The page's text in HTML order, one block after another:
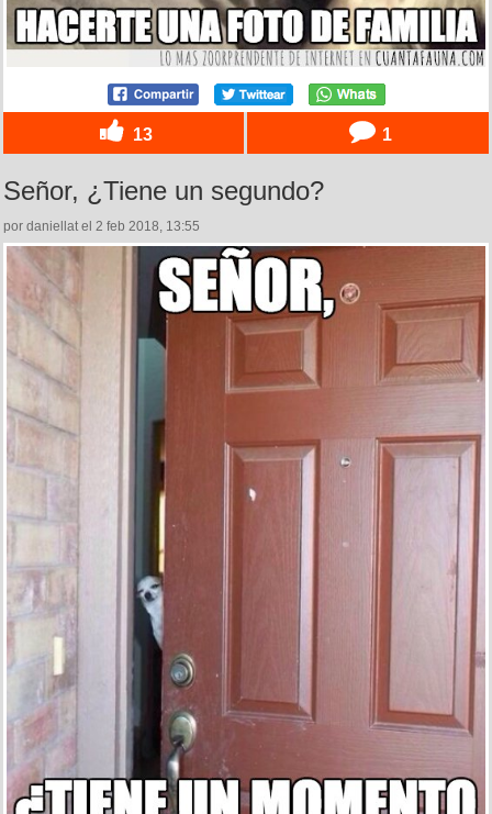
13 1
Señor, ¿Tiene un segundo?
por daniellat el 2 feb 2018, 13:55